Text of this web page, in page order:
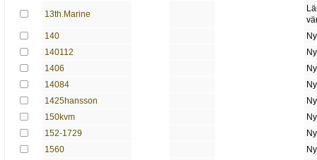
13th.Marine
140
140112
1406
14084
1425hansson
150kvm
152-1729
1560